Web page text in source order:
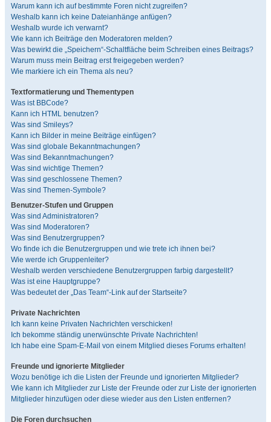
Warum kann ich auf bestimmte Foren nicht zugreifen?
Weshalb kann ich keine Dateianhänge anfügen?
Weshalb wurde ich verwarnt?
Wie kann ich Beiträge den Moderatoren melden?
Was bewirkt die „Speichern“-Schaltfläche beim Schreiben eines Beitrags?
Warum muss mein Beitrag erst freigegeben werden?
Wie markiere ich ein Thema als neu?
Textformatierung und Thementypen
Was ist BBCode?
Kann ich HTML benutzen?
Was sind Smileys?
Kann ich Bilder in meine Beiträge einfügen?
Was sind globale Bekanntmachungen?
Was sind Bekanntmachungen?
Was sind wichtige Themen?
Was sind geschlossene Themen?
Was sind Themen-Symbole?
Benutzer-Stufen und Gruppen
Was sind Administratoren?
Was sind Moderatoren?
Was sind Benutzergruppen?
Wo finde ich die Benutzergruppen und wie trete ich ihnen bei?
Wie werde ich Gruppenleiter?
Weshalb werden verschiedene Benutzergruppen farbig dargestellt?
Was ist eine Hauptgruppe?
Was bedeutet der „Das Team“-Link auf der Startseite?
Private Nachrichten
Ich kann keine Privaten Nachrichten verschicken!
Ich bekomme ständig unerwünschte Private Nachrichten!
Ich habe eine Spam-E-Mail von einem Mitglied dieses Forums erhalten!
Freunde und ignorierte Mitglieder
Wozu benötige ich die Listen der Freunde und ignorierten Mitglieder?
Wie kann ich Mitglieder zur Liste der Freunde oder zur Liste der ignorierten
Mitglieder hinzufügen oder diese wieder aus den Listen entfernen?
Die Foren durchsuchen